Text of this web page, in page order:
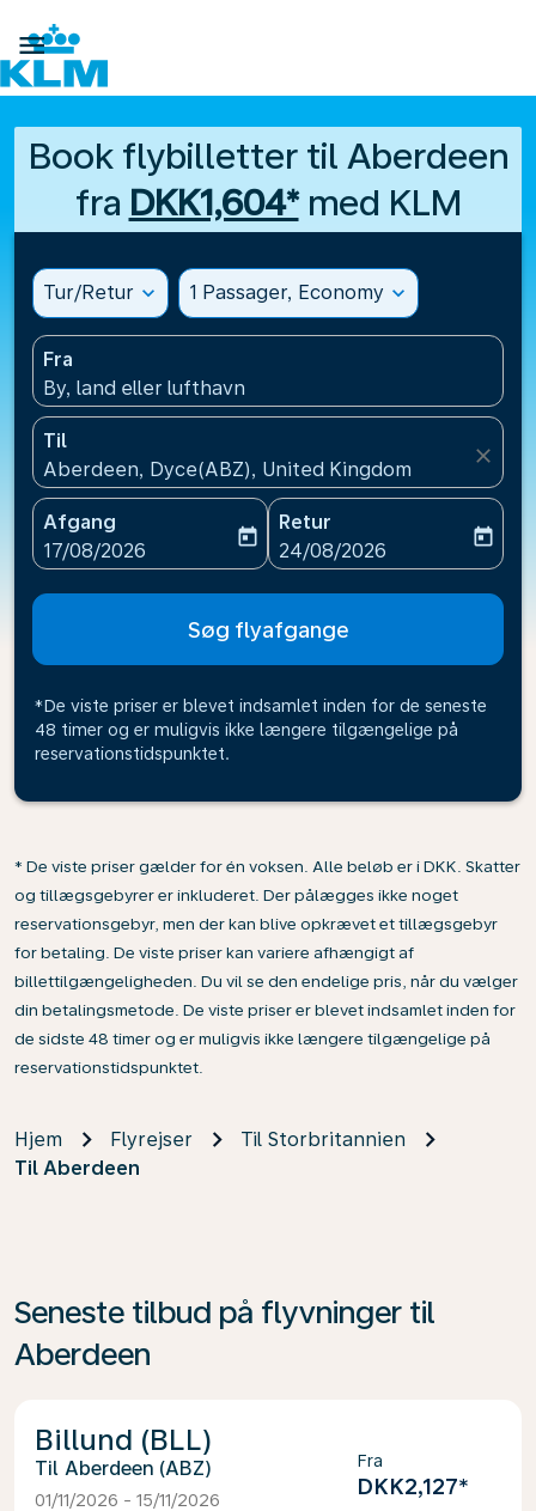

Book flybilletter til Aberdeen
fra DKK1,604*med KLM
Tur/Retur expand_more 1 Passager, Economy expand_more
Fra
By, land eller lufthavn
Til
Aberdeen, Dyce(ABZ), United Kingdom
close
Afgang
fc-booking-departure-date-aria-label
17/08/2026
today
Retur
fc-booking-return-date-
24/08/2026
today
Søg flyafgange
*De viste priser er blevet indsamlet inden for de seneste
48 timer og er muligvis ikke længere tilgængelige på
reservationstidspunktet.
* De viste priser gælder for én voksen. Alle beløb er i DKK. Skatter
og tillægsgebyrer er inkluderet. Der pålægges ikke noget
reservationsgebyr, men der kan blive opkrævet et tillægsgebyr
for betaling. De viste priser kan variere afhængigt af
billettilgængeligheden. Du vil se den endelige pris, når du vælger
din betalingsmetode. De viste priser er blevet indsamlet inden for
de sidste 48 timer og er muligvis ikke længere tilgængelige på
reservationstidspunktet.
Hjem Flyrejser
Til Storbritannien
Til Aberdeen
Seneste tilbud på flyvninger til
Aberdeen
Billund (BLL)
Aberdeen (ABZ)
01/11/2026 - 15/11/2026
Fra
DKK2,127*